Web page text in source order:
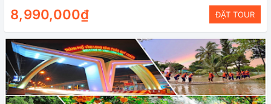
8,990,000₫ ĐẶT TOUR